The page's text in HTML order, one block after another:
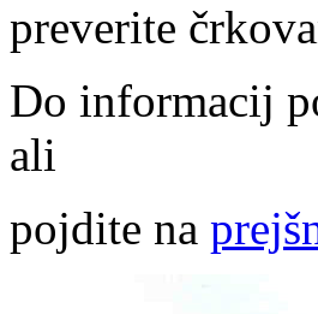
preverite
Do informacij
ali
pojdite na